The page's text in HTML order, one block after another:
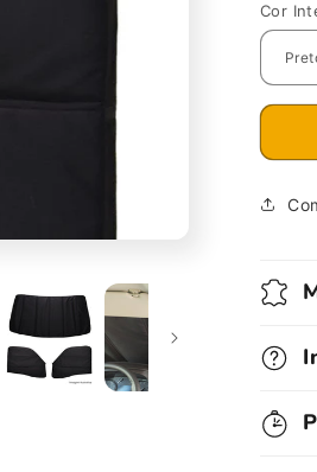
Cor